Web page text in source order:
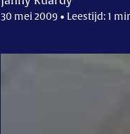
30 mei 2009 • Leestijd: 1